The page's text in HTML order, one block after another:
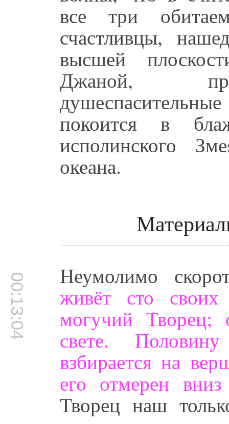
все три
счастливцы,
высшей
Джаной,
покоится в
исполинского
океана.
00:13:04 Неумолимо
живёт сто
могучий Творец;
свете.
взбирается на
его отмерен
Творец наш